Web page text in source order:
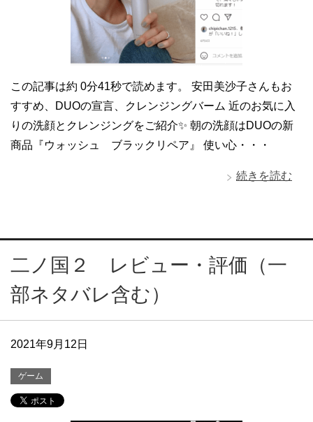
この記事は約 0分41秒で読めます。 安田美沙子さんもお
すすめ、DUOの宣言、クレンジングバーム 近のお気に入
りの洗顔とクレンジングをご紹介✨ 朝の洗顔はDUOの新
商品『ウォッシュ ブラックリペア』 使い心・・・
続きを読む
二ノ国２ レビュー・評価（一
部ネタバレ含む）
2021年9月12日
ゲーム